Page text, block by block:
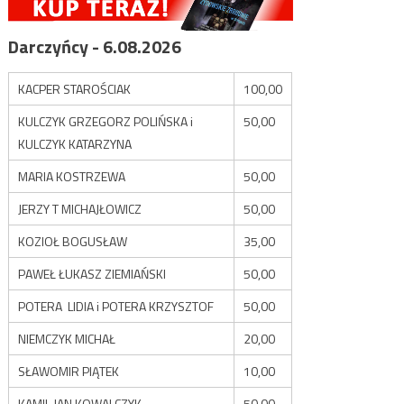
Darczyńcy - 6.08.2026
KACPER STAROŚCIAK
100,00
KULCZYK GRZEGORZ POLIŃSKA i
KULCZYK KATARZYNA
50,00
MARIA KOSTRZEWA
50,00
JERZY T MICHAJŁOWICZ
50,00
KOZIOŁ BOGUSŁAW
35,00
PAWEŁ ŁUKASZ ZIEMIAŃSKI
50,00
POTERA LIDIA i POTERA KRZYSZTOF
50,00
NIEMCZYK MICHAŁ
20,00
SŁAWOMIR PIĄTEK
10,00